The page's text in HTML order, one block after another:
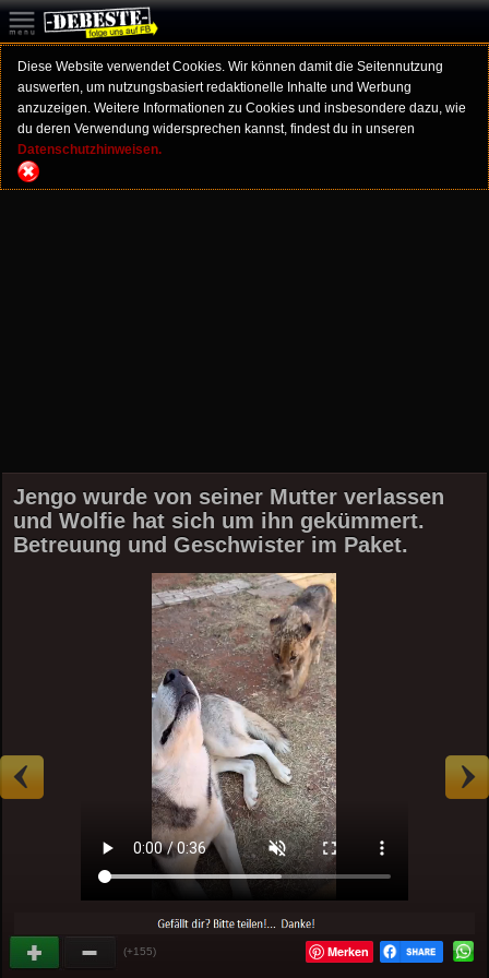
Diese Website verwendet Cookies. Wir können damit die Seitennutzung
auswerten, um nutzungsbasiert redaktionelle Inhalte und Werbung
anzuzeigen. Weitere Informationen zu Cookies und insbesondere dazu, wie
du deren Verwendung widersprechen kannst, findest du in unseren
Datenschutzhinweisen.
Jengo wurde von seiner Mutter verlassen
und Wolfie hat sich um ihn gekümmert.
Betreuung und Geschwister im Paket.
(+155) Merken